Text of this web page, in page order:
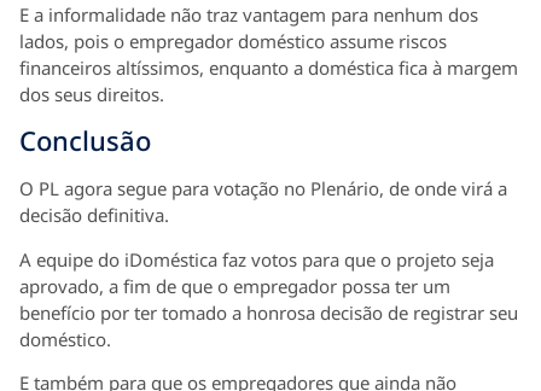
E a informalidade não traz vantagem para nenhum dos
lados, pois o empregador doméstico assume riscos
financeiros altíssimos, enquanto a doméstica fica à margem
dos seus direitos.
Conclusão
O PL agora segue para votação no Plenário, de onde virá a
decisão definitiva.
A equipe do iDoméstica faz votos para que o projeto seja
aprovado, a fim de que o empregador possa ter um
benefício por ter tomado a honrosa decisão de registrar seu
doméstico.
E também para que os empregadores que ainda não